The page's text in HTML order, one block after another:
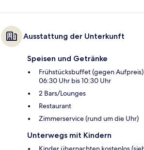
Ausstattung der Unterkunft
Speisen und Getränke
Frühstücksbuffet (gegen
06:30 Uhr bis 10:30 Uhr
2 Bars/Lounges
Restaurant
Zimmerservice (rund um die Uhr)
Unterwegs mit Kindern